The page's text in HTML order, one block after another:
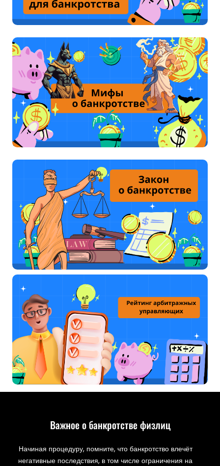
Важное о банкротстве физлиц
Начиная процедуру, помните, что банкротство влечёт
негативные последствия, в том числе ограничения на